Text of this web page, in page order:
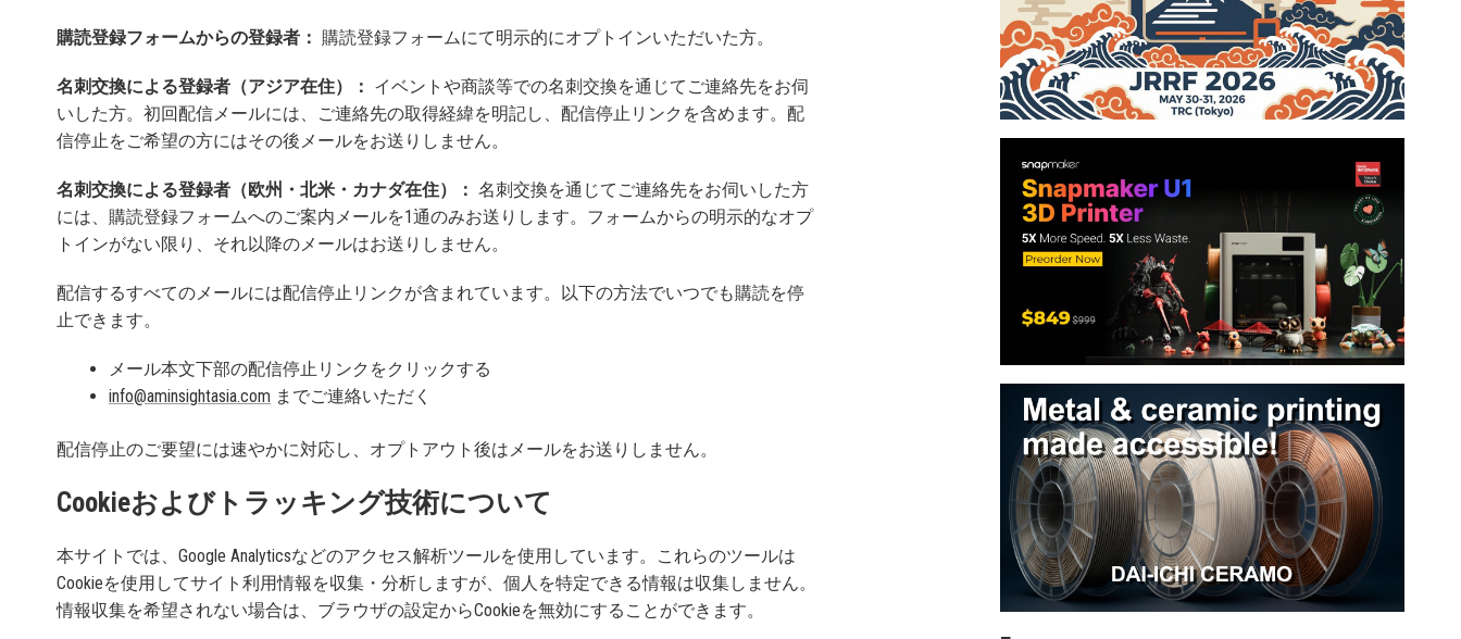
購読登録フォームからの登録者： 購読登録フォームにて明示的にオプトインいただいた方。
名刺交換による登録者（アジア在住）： イベントや商談等での名刺交換を通じてご連絡先をお伺
いした方。初回配信メールには、ご連絡先の取得経緯を明記し、配信停止リンクを含めます。配
信停止をご希望の方にはその後メールをお送りしません。
名刺交換による登録者（欧州・北米・カナダ在住）： 名刺交換を通じてご連絡先をお伺いした方
には、購読登録フォームへのご案内メールを1通のみお送りします。フォームからの明示的なオプ
トインがない限り、それ以降のメールはお送りしません。
配信するすべてのメールには配信停止リンクが含まれています。以下の方法でいつでも購読を停
止できます。
メール本文下部の配信停止リンクをクリックする
info@aminsightasia.com までご連絡いただく
配信停止のご要望には速やかに対応し、オプトアウト後はメールをお送りしません。
Cookieおよびトラッキング技術について
本サイトでは、Google Analyticsなどのアクセス解析ツールを使用しています。これらのツールは
Cookieを使用してサイト利用情報を収集・分析しますが、個人を特定できる情報は収集しません。
情報収集を希望されない場合は、ブラウザの設定からCookieを無効にすることができます。